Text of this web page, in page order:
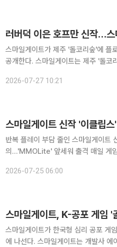
러버덕 이은 호프만 신작…
스마일게이트가 제주 '돌코리숲'에 플로렌타인 호프만의 대형 신작 ‘탠저린 캣(Tangerine Cat)’을
공개한다. 스마일게이트는 제주 '돌코리숲'에 플로렌타인 호프만의 대형 신작 '탠저린 캣'을 설치했
(Rubber Duck)'을 선보인 네덜란드
2026-07-27 10:21
스마일게이트 신작 '이클립
반복 플레이 부담 줄인 스마일게이
의…'MMOLite' 앞세워 출격 매일 게임에 접속해야 하는 부담과 경쟁 피로를 줄인 새로운 게임이 나
2026-07-25 06:00
스마일게이트, K-공포 게임 '
스마일게이트가 한국형 심리 공포 게
에 나선다. 스마일게이트는 개발사 에이아이엑스랩(AIXLAB), 공동 퍼블리셔 써마이트 게임즈